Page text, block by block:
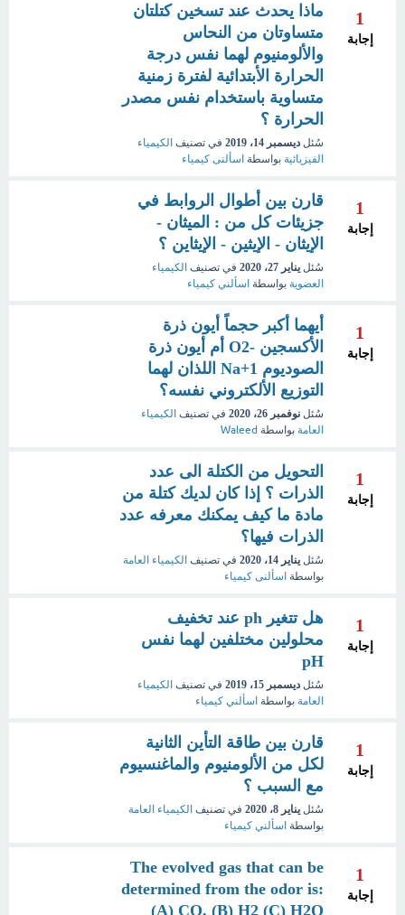
1
إجابة
ماذا يحدث عند تسخين كتلتان
متساوتان من النحاس
والألومنيوم لهما نفس درجة
الحرارة الأبتدائية لفترة زمنية
متساوية باستخدام نفس مصدر
الحرارة ؟
سُئل ديسمبر 14، 2019 في تصنيف الكيمياء
الفيزيائية بواسطة اسألنى كيمياء
1
إجابة
قارن بين أطوال الروابط في
جزيئات كل من : الميثان -
الإيثان - الإيثين - الإيثاين ؟
سُئل يناير 27، 2020 في تصنيف الكيمياء
العضوية بواسطة اسألني كيمياء
1
إجابة
أيهما أكبر حجماً أيون ذرة
الأكسجين -O2 أم أيون ذرة
الصوديوم Na+1 اللذان لهما
التوزيع الألكتروني نفسه؟
سُئل نوفمبر 26، 2020 في تصنيف الكيمياء
العامة بواسطة Waleed
1
إجابة
التحويل من الكتلة الى عدد
الذرات ؟ إذا كان لديك كتلة من
مادة ما كيف يمكنك معرفه عدد
الذرات فيها؟
سُئل يناير 14، 2020 في تصنيف الكيمياء العامة
بواسطة اسألنى كيمياء
1
إجابة
هل تتغير ph عند تخفيف
محلولين مختلفين لهما نفس
pH
سُئل ديسمبر 15، 2019 في تصنيف الكيمياء
العامة بواسطة اسألني كيمياء
1
إجابة
قارن بين طاقة التأين الثانية
لكل من الألومنيوم والماغنسيوم
مع السبب ؟
سُئل يناير 8، 2020 في تصنيف الكيمياء العامة
بواسطة اسألني كيمياء
1
إجابة
The evolved gas that can be
determined from the odor is:
(A) CO, (B) H2 (C) H2O